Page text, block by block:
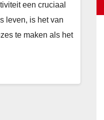
een cruciaal
leven, is het van
te maken als het